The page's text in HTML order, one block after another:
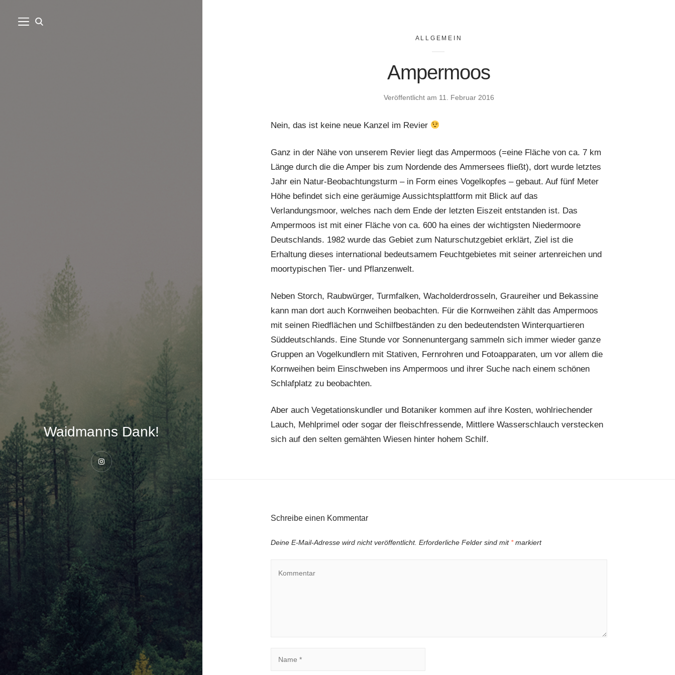
Waidmanns Dank!
Instagram
ALLGEMEIN
Ampermoos
Veröffentlicht am 11. Februar 2016
Nein, das ist keine neue Kanzel im Revier
Ganz in der Nähe von unserem Revier liegt das Ampermoos (=eine Fläche von ca. 7 km
Länge durch die die Amper bis zum Nordende des Ammersees fließt), dort wurde letztes
Jahr ein Natur-Beobachtungsturm – in Form eines Vogelkopfes – gebaut. Auf fünf Meter
Höhe befindet sich eine geräumige Aussichtsplattform mit Blick auf das
Verlandungsmoor, welches nach dem Ende der letzten Eiszeit entstanden ist. Das
Ampermoos ist mit einer Fläche von ca. 600 ha eines der wichtigsten Niedermoore
Deutschlands. 1982 wurde das Gebiet zum Naturschutzgebiet erklärt, Ziel ist die
Erhaltung dieses international bedeutsamem Feuchtgebietes mit seiner artenreichen und
moortypischen Tier- und Pflanzenwelt.
Neben Storch, Raubwürger, Turmfalken, Wacholderdrosseln, Graureiher und Bekassine
kann man dort auch Kornweihen beobachten. Für die Kornweihen zählt das Ampermoos
mit seinen Riedflächen und Schilfbeständen zu den bedeutendsten Winterquartieren
Süddeutschlands. Eine Stunde vor Sonnenuntergang sammeln sich immer wieder ganze
Gruppen an Vogelkundlern mit Stativen, Fernrohren und Fotoapparaten, um vor allem die
Kornweihen beim Einschweben ins Ampermoos und ihrer Suche nach einem schönen
Schlafplatz zu beobachten.
Aber auch Vegetationskundler und Botaniker kommen auf ihre Kosten, wohlriechender
Lauch, Mehlprimel oder sogar der fleischfressende, Mittlere Wasserschlauch verstecken
sich auf den selten gemähten Wiesen hinter hohem Schilf.
Schreibe einen Kommentar
Deine E-Mail-Adresse wird nicht veröffentlicht. Erforderliche Felder sind mit *markiert